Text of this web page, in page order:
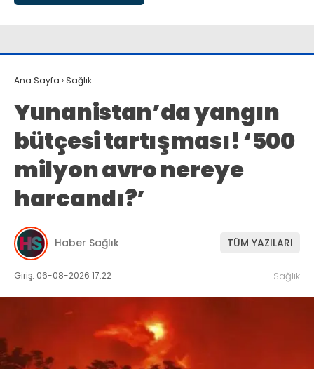
Ana Sayfa › Sağlık
Yunanistan’da yangın
bütçesi tartışması! ‘500
milyon avro nereye
harcandı?’
Haber Sağlık TÜM YAZILARI
Giriş: 06-08-2026 17:22 Sağlık